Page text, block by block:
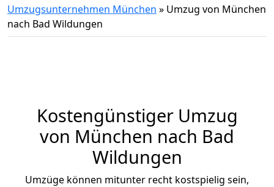
Umzugsunternehmen München » Umzug von München
nach Bad Wildungen
Kostengünstiger Umzug
von München nach Bad
Wildungen
Umzüge können mitunter recht kostspielig sein,